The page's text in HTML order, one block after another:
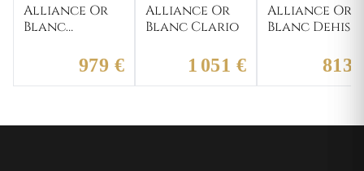
Alliance Or
Blanc
979 €
Alliance Or
Blanc Clario
1 051 €
Alliance Or
Blanc Dehis
813